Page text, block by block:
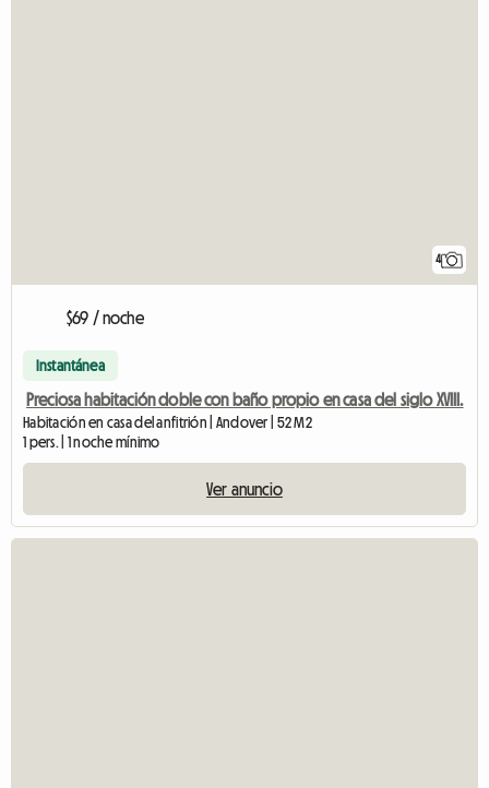
4
$69 / noche
Instantánea
Preciosa habitación doble con baño propio en casa del siglo XVIII.
Habitación en casa del anfitrión | Andover | 52 M2
1 pers. | 1 noche mínimo
Ver anuncio